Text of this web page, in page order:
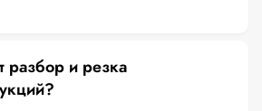
разбор и резка